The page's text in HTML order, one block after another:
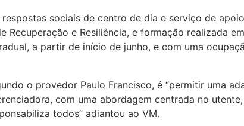
sociais de centro de dia e serviço de
Recuperação e Resiliência, e formação realizada
a partir de início de junho, e com uma
o provedor Paulo Francisco, é “permitir uma
com uma abordagem centrada no
todos” adiantou ao VM.